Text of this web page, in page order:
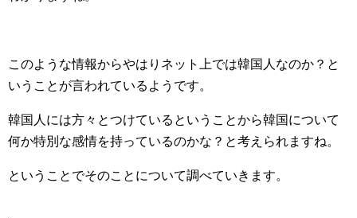
このような情報からやはりネット上では韓国人なのか？と
いうことが言われているようです。
韓国人には方々とつけているということから韓国について
何か特別な感情を持っているのかな？と考えられますね。
ということでそのことについて調べていきます。